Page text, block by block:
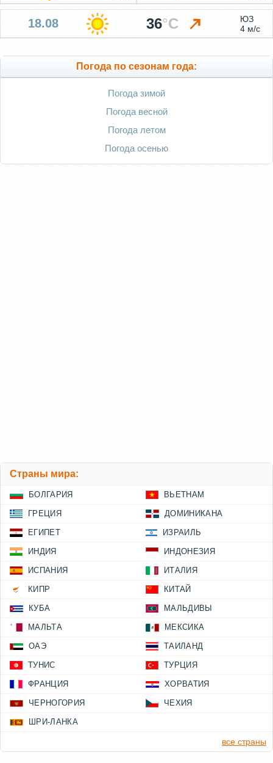
18.08 36°C
ЮЗ
4 м/с
Погода по сезонам года:
Погода зимой
Погода весной
Погода летом
Погода осенью
Страны мира:
БОЛГАРИЯ ВЬЕТНАМ
ГРЕЦИЯ ДОМИНИКАНА
ЕГИПЕТ ИЗРАИЛЬ
ИНДИЯ ИНДОНЕЗИЯ
ИСПАНИЯ ИТАЛИЯ
КИПР КИТАЙ
КУБА МАЛЬДИВЫ
МАЛЬТА МЕКСИКА
ОАЭ ТАИЛАНД
ТУНИС ТУРЦИЯ
ФРАНЦИЯ ХОРВАТИЯ
ЧЕРНОГОРИЯ ЧЕХИЯ
ШРИ-ЛАНКА
все страны